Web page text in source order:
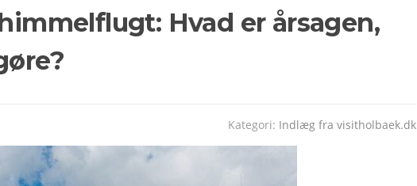
Hvad er årsagen,
Kategori: Indlæg fra visitholbaek.dk